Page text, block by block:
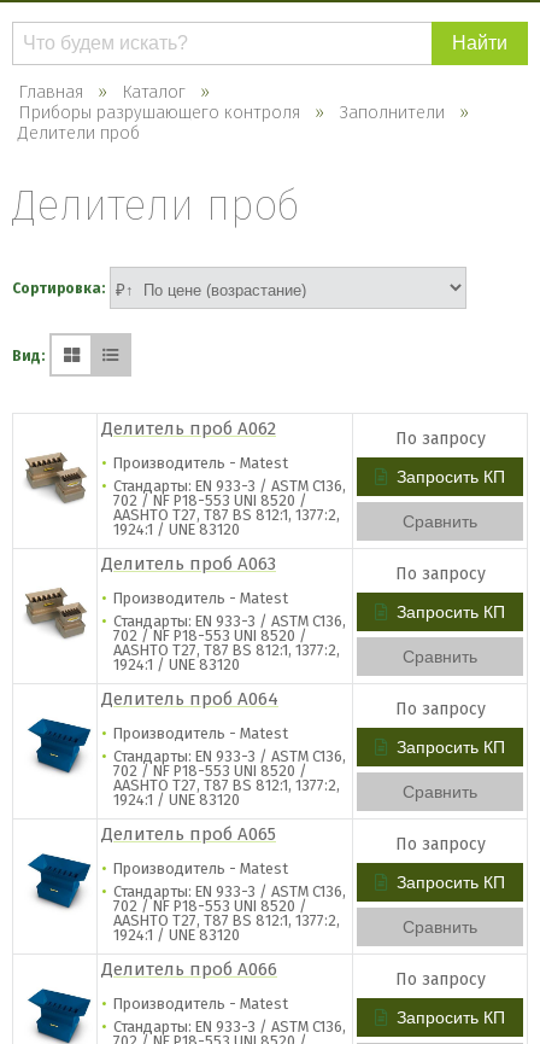
Поиск
каталогу
Главная
Каталог
Приборы разрушающего контроля
Заполнители
Делители проб
Делители проб
Сортировка:
Вид:
​Делитель проб A062
Производитель - Matest
Стандарты: EN 933-3 / ASTM C136,
702 / NF P18-553 UNI 8520 /
AASHTO T27, T87 BS 812:1, 1377:2,
1924:1 / UNE 83120
По запросу
Запросить КП
Сравнить
​Делитель проб A063
Производитель - Matest
Стандарты: EN 933-3 / ASTM C136,
702 / NF P18-553 UNI 8520 /
AASHTO T27, T87 BS 812:1, 1377:2,
1924:1 / UNE 83120
По запросу
Запросить КП
Сравнить
​Делитель проб A064
Производитель - Matest
Стандарты: EN 933-3 / ASTM C136,
702 / NF P18-553 UNI 8520 /
AASHTO T27, T87 BS 812:1, 1377:2,
1924:1 / UNE 83120
По запросу
Запросить КП
Сравнить
​Делитель проб A065
Производитель - Matest
Стандарты: EN 933-3 / ASTM C136,
702 / NF P18-553 UNI 8520 /
AASHTO T27, T87 BS 812:1, 1377:2,
1924:1 / UNE 83120
По запросу
Запросить КП
Сравнить
​Делитель проб A066
Производитель - Matest
Стандарты: EN 933-3 / ASTM C136,
По запросу
Запросить КП